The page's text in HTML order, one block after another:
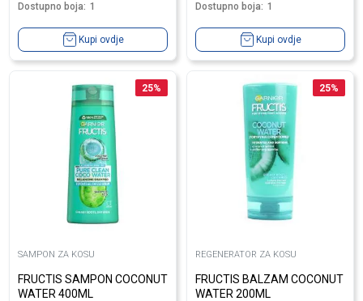
Dostupno boja: 1
Kupi ovdje
Dostupno boja: 1
Kupi ovdje
25%
SAMPON ZA KOSU
FRUCTIS SAMPON COCONUT
WATER 400ML
25%
REGENERATOR ZA KOSU
FRUCTIS BALZAM COCONUT
WATER 200ML